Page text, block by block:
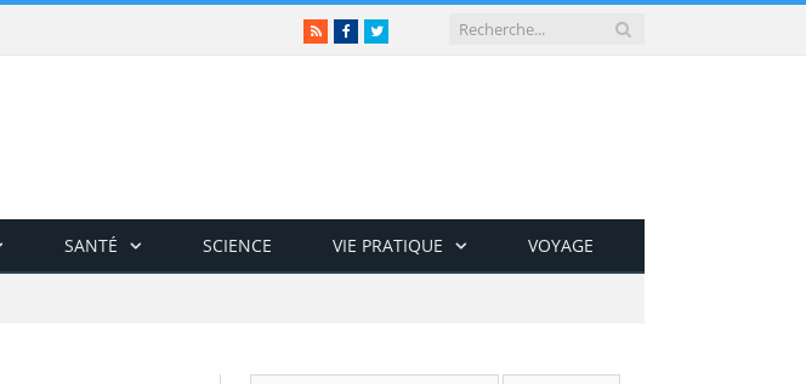
RSSFacebookTwitter
SANTÉ SCIENCE VIE PRATIQUE VOYAGE